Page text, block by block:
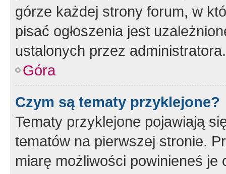
górze każdej strony forum, w
pisać ogłoszenia jest
ustalonych przez administratora.
Góra
Czym są tematy przyklejone?
Tematy przyklejone pojawiają
tematów na pierwszej stronie.
miarę możliwości powinieneś je